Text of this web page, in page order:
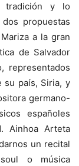
tradición y lo
propuestas
a la gran
de Salvador
representados
su país, Siria, y
germano-
españoles
Ainhoa Arteta
un recital
o música